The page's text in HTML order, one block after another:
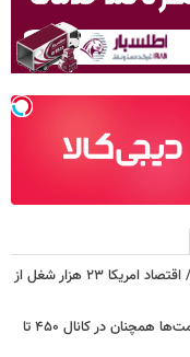
شوک به بازار کار آمریکا/ اقتصاد امریکا ۲۳ هزار شغل از
گزارشی از بازار برنج؛ قیمت‌ها همچنان در کانال ۴۵۰ تا